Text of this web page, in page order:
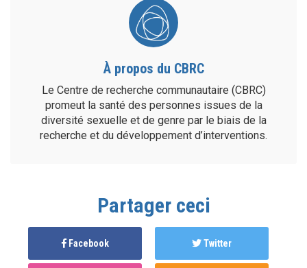
À propos du CBRC
Le Centre de recherche communautaire (CBRC)
promeut la santé des personnes issues de la
diversité sexuelle et de genre par le biais de la
recherche et du développement d’interventions.
Partager ceci
Facebook Twitter